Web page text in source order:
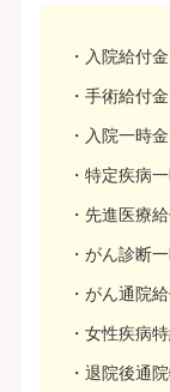
入院給付金
手術給付金
入院一時金
特定疾病
先進医療
がん診断
がん通院
女性疾病
退院後通